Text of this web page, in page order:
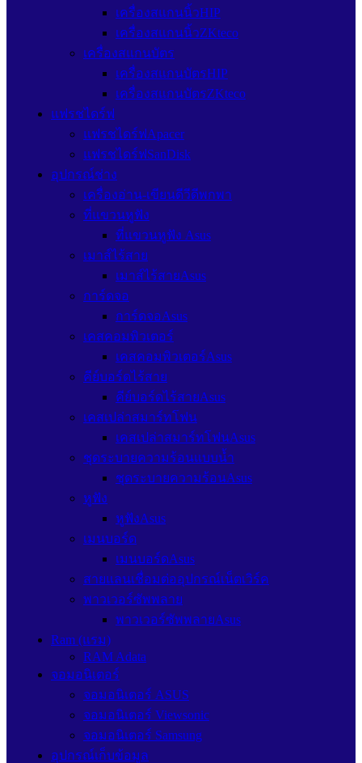
เครื่องสแกนนิ้วHIP
เครื่องสแกนนิ้วZKteco
เครื่องสแกนบัตร
เครื่องสแกนบัตรHIP
เครื่องสแกนบัตรZKteco
แฟรชไดร์ฟ
แฟรชไดร์ฟApacer
แฟรชไดร์ฟSanDisk
อุปกรณ์ช่าง
เครื่องอ่าน-เขียนดีวีดีพกพา
ที่แขวนหูฟัง
ที่แขวนหูฟัง Asus
เมาส์ไร้สาย
เมาส์ไร้สายAsus
การ์ดจอ
การ์ดจอAsus
เคสคอมพิวเตอร์
เคสคอมพิวเตอร์Asus
คีย์บอร์ดไร้สาย
คีย์บอร์ดไร้สายAsus
เคสเปล่าสมาร์ทโฟน
เคสเปล่าสมาร์ทโฟนAsus
ชุดระบายความร้อนแบบน้ำ
ชุดระบายความร้อนAsus
หูฟัง
หูฟังAsus
เมนบอร์ด
เมนบอร์ดAsus
สายแลนเชื่อมต่ออุปกรณ์เน็ตเวิร์ค
พาวเวอร์ซัพพลาย
พาวเวอร์ซัพพลายAsus
Ram (แรม)
RAM Adata
จอมอนิเตอร์
จอมอนิเตอร์ ASUS
จอมอนิเตอร์ Viewsonic
จอมอนิเตอร์ Samsung
อุปกรณ์เก็บข้อมูล